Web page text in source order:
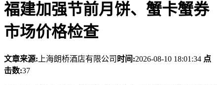
福建加强节前月饼、蟹卡蟹券
市场价格检查
文章来源: 上海朗桥酒店有限公司 时间:2026-08-10 18:01:34 点
击数:37